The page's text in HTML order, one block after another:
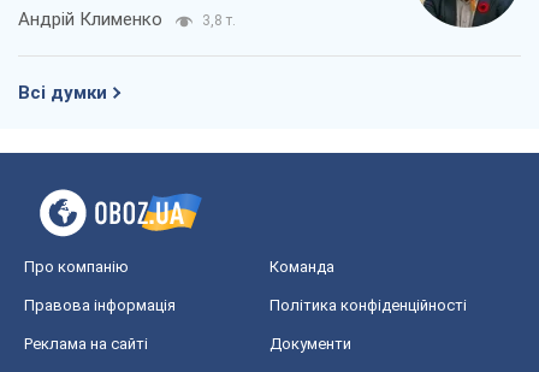
Андрій Клименко 3,8 т.
Всі думки
Про компанію Команда
Правова інформація Політика конфіденційності
Реклама на сайті Документи